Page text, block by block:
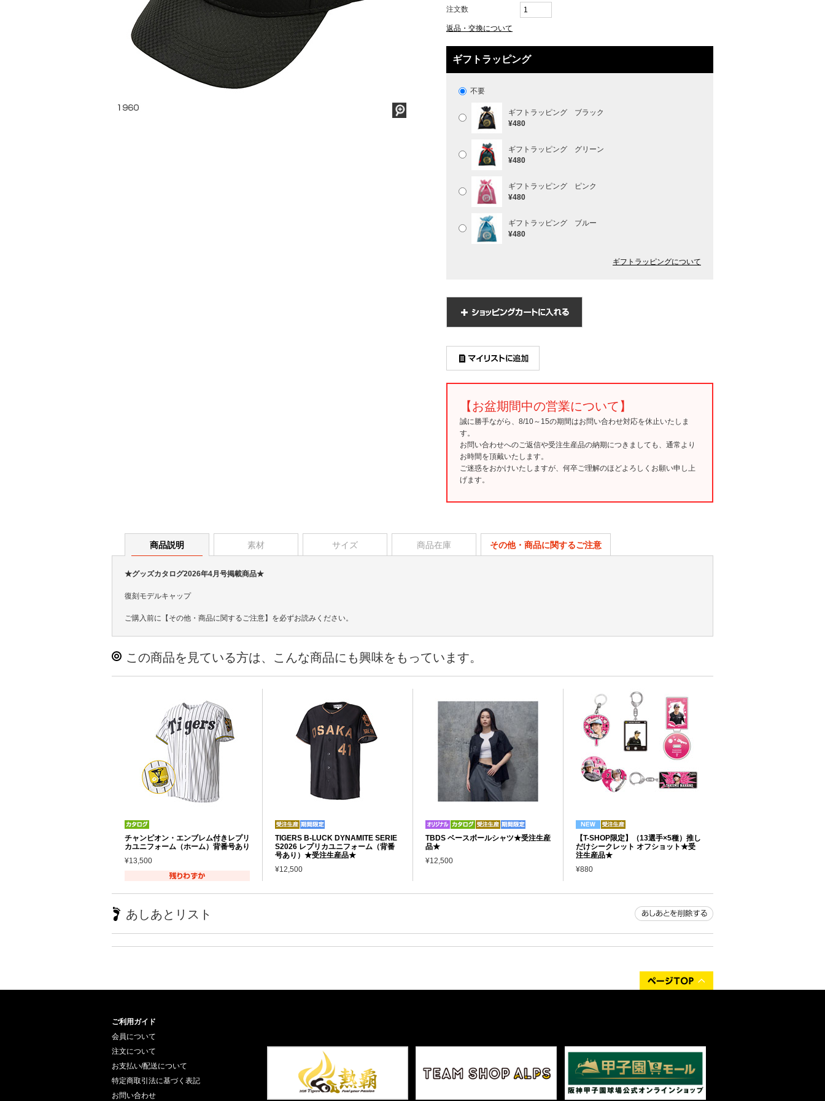
注文数
返品・交換について
ギフトラッピング
不要
ギフトラッピング ブラック
¥480
ギフトラッピング グリーン
¥480
ギフトラッピング ピンク
¥480
ギフトラッピング ブルー
¥480
ギフトラッピングについて
【お盆期間中の営業について】
誠に勝手ながら、8/10～15の期間はお問い合わせ対応を休止いたしま
す。
お問い合わせへのご返信や受注生産品の納期につきましても、通常より
お時間を頂戴いたします。
ご迷惑をおかけいたしますが、何卒ご理解のほどよろしくお願い申し上
げます。
商品説明 素材 サイズ 商品在庫 その他・商品に関するご注意
★グッズカタログ2026年4月号掲載商品★
復刻モデルキャップ
ご購入前に【その他・商品に関するご注意】を必ずお読みください。
この商品を見ている方は、こんな商品にも興味をもっています。
チャンピオン・エンブレム付きレプリ
カユニフォーム（ホーム）背番号あり
¥13,500
TIGERS B-LUCK DYNAMITE SERIE
S2026 レプリカユニフォーム（背番
号あり）★受注生産品★
¥12,500
TBDS ベースボールシャツ★受注生産
品★
¥12,500
【T-SHOP限定】（13選手×5種）推し
だけシークレット オフショット★受
注生産品★
¥880
あしあとリスト
ご利用ガイド
会員について
注文について
お支払い/配送について
特定商取引法に基づく表記
お問い合わせ